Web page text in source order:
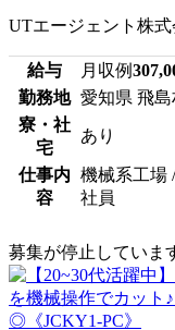
UTエージェント株式
給与 月収例
勤務地 愛知県 飛島
寮・社
宅
あり
仕事内
容
機械系工場
社員
募集が停止していま